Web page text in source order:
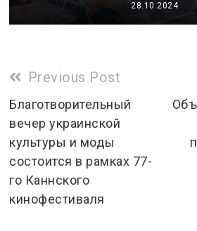
28.10.2024
Read
more
articles
Previous Post
Благотворительный
вечер украинской
культуры и моды
состоится в рамках 77-
го Каннского
кинофестиваля